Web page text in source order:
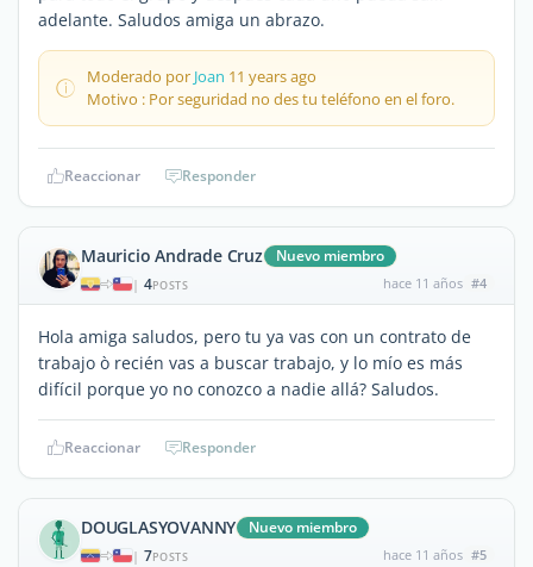
adelante. Saludos amiga un abrazo.
Moderado por Joan 11 years ago
Motivo : Por seguridad no des tu teléfono en el foro.
Reaccionar Responder
Mauricio Andrade Cruz Nuevo miembro
| 4POSTS hace 11 años #4
Hola amiga saludos, pero tu ya vas con un contrato de
trabajo ò recién vas a buscar trabajo, y lo mío es más
difícil porque yo no conozco a nadie allá? Saludos.
Reaccionar Responder
DOUGLASYOVANNY Nuevo miembro
| 7POSTS hace 11 años #5